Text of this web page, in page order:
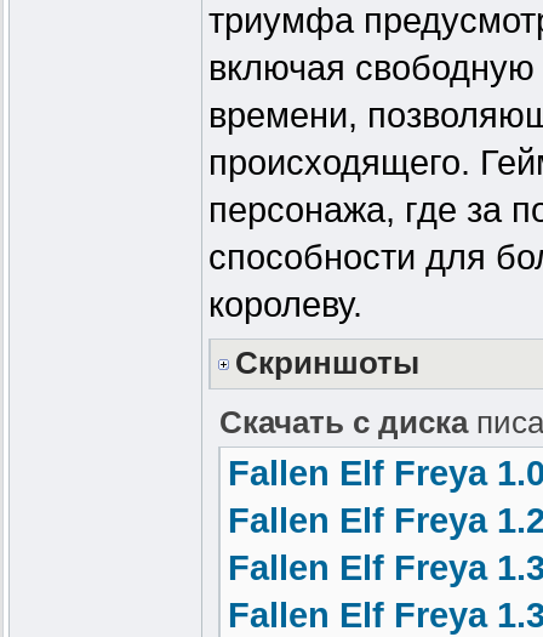
триумфа
включая
времени,
происходящего.
персонажа, где за
способности для
королеву.
Скриншоты
Скачать с диска
Fallen Elf Freya
Fallen Elf Freya
Fallen Elf Freya
Fallen Elf Freya